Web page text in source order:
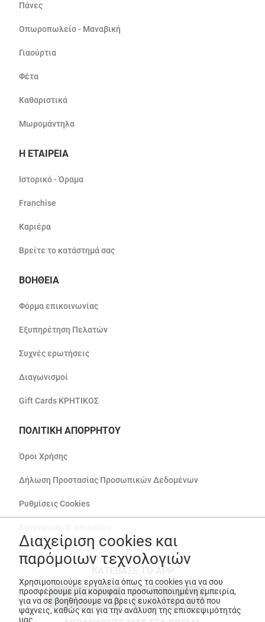
Πάνες
Οπωροπωλείο - Μαναβική
Γιαούρτια
Φέτα
Καθαριστικά
Μωρομάντηλα
Η ΕΤΑΙΡΕΙΑ
Ιστορικό - Όραμα
Franchise
Καριέρα
Βρείτε το κατάστημά σας
ΒΟΗΘΕΙΑ
Φόρμα επικοινωνίας
Εξυπηρέτηση Πελατών
Συχνές ερωτήσεις
Διαγωνισμοί
Gift Cards ΚΡΗΤΙΚΟΣ
ΠΟΛΙΤΙΚΗ ΑΠΟΡΡΗΤΟΥ
Όροι Χρήσης
Δήλωση Προστασίας Προσωπικών Δεδομένων
Ρυθμίσεις Cookies
ΚΑΤΕΒΑΣΕ ΤΟ APP
Διαχείριση cookies και
παρόμοιων τεχνολογιών
Χρησιμοποιούμε εργαλεία όπως τα cookies για να σου
προσφέρουμε μία κορυφαία προσωποποιημένη εμπειρία,
για να σε βοηθήσουμε να βρεις ευκολότερα αυτό που
ψάχνεις, καθώς και για την ανάλυση της επισκεψιμότητάς
μας.